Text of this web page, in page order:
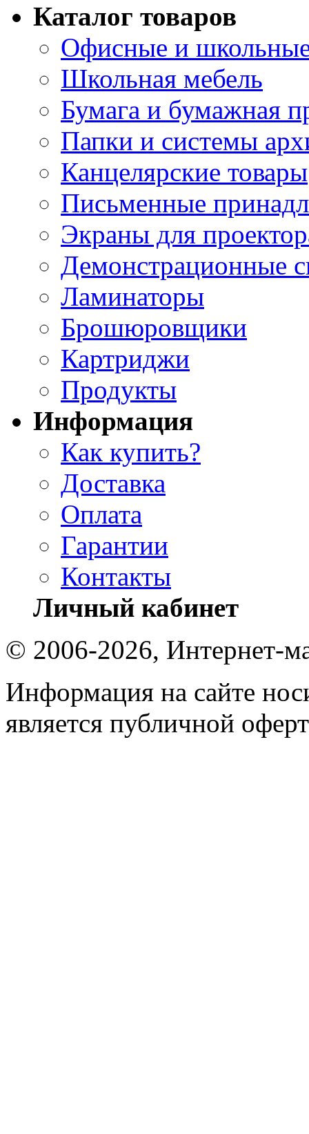
Каталог товаров
Офисные и
Школьная мебель
Бумага и бумажная
Папки и системы
Канцелярские товары
Письменные
Экраны для
Демонстрационные
Ламинаторы
Брошюровщики
Картриджи
Продукты
Информация
Как купить?
Доставка
Оплата
Гарантии
Контакты
Личный кабинет
© 2006-2026, Интернет-
Информация на сайте
является публичной